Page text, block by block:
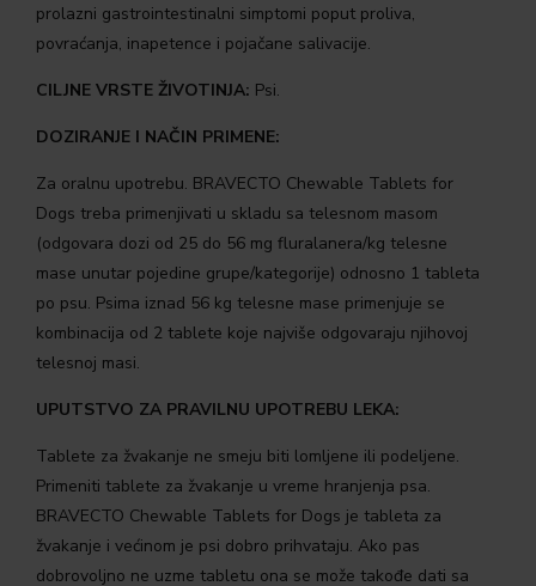
prolazni gastrointestinalni simptomi poput proliva,
povraćanja, inapetence i pojačane salivacije.
CILJNE VRSTE ŽIVOTINJA: Psi.
DOZIRANJE I NAČIN PRIMENE:
Za oralnu upotrebu. BRAVECTO Chewable Tablets for
Dogs treba primenjivati u skladu sa telesnom masom
(odgovara dozi od 25 do 56 mg fluralanera/kg telesne
mase unutar pojedine grupe/kategorije) odnosno 1 tableta
po psu. Psima iznad 56 kg telesne mase primenjuje se
kombinacija od 2 tablete koje najviše odgovaraju njihovoj
telesnoj masi.
UPUTSTVO ZA PRAVILNU UPOTREBU LEKA:
Tablete za žvakanje ne smeju biti lomljene ili podeljene.
Primeniti tablete za žvakanje u vreme hranjenja psa.
BRAVECTO Chewable Tablets for Dogs je tableta za
žvakanje i većinom je psi dobro prihvataju. Ako pas
dobrovoljno ne uzme tabletu ona se može takođe dati sa